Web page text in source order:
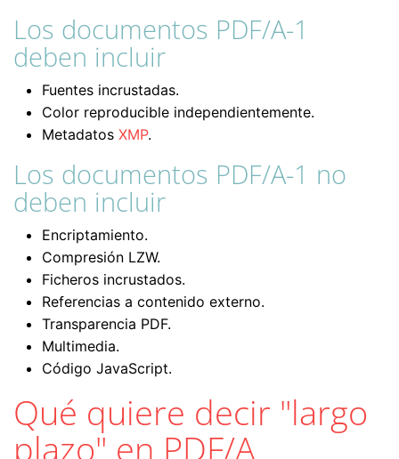
Los documentos PDF/A-1
deben incluir
Fuentes incrustadas.
Color reproducible independientemente.
Metadatos XMP.
Los documentos PDF/A-1 no
deben incluir
Encriptamiento.
Compresión LZW.
Ficheros incrustados.
Referencias a contenido externo.
Transparencia PDF.
Multimedia.
Código JavaScript.
Qué quiere decir "largo
plazo" en PDF/A